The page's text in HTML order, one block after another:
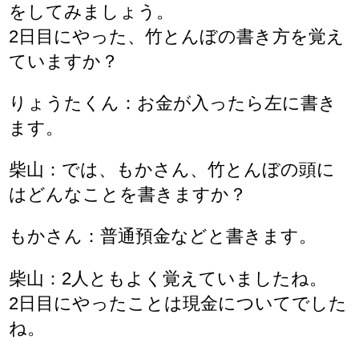
をしてみましょう。
2日目にやった、竹とんぼの書き方を覚え
ていますか？
りょうたくん：お金が入ったら左に書き
ます。
柴山：では、もかさん、竹とんぼの頭に
はどんなことを書きますか？
もかさん：普通預金などと書きます。
柴山：2人ともよく覚えていましたね。
2日目にやったことは現金についてでした
ね。